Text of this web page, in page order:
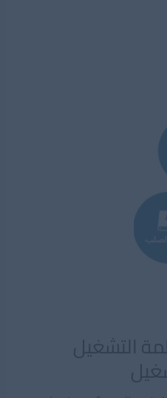
التشغيل